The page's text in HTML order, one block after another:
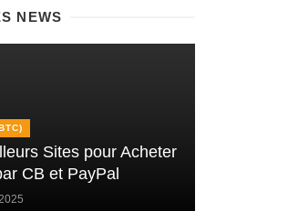
NEWS
Sites pour Acheter
CB et PayPal